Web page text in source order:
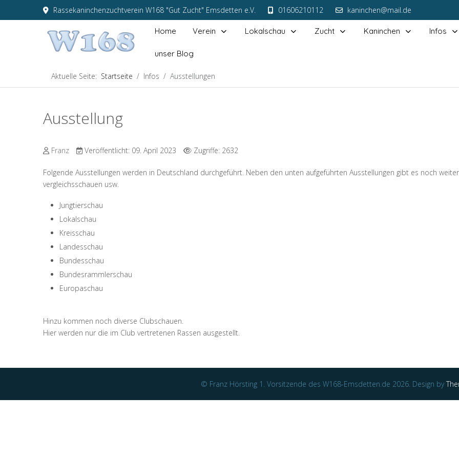
Rassekaninchenzuchtverein W168 "Gut Zucht" Emsdetten e.V. 01606210112 kaninchen@mail.de
Home Verein Lokalschau Zucht Kaninchen Infos
unser Blog
Aktuelle Seite: Startseite Infos Ausstellungen
Ausstellung
Franz Veröffentlicht: 09. April 2023 Zugriffe: 2632
Folgende Ausstellungen werden in Deutschland durchgeführt. Neben den unten aufgeführten Ausstellungen gibt es noch
vergleichsschauen usw.
Jungtierschau
Lokalschau
Kreisschau
Landesschau
Bundesschau
Bundesrammlerschau
Europaschau
Hinzu kommen noch diverse Clubschauen.
Hier werden nur die im Club vertretenen Rassen ausgestellt.
© Franz Hörsting 1. Vorsitzende des W168-Emsdetten.de 2026. Design by